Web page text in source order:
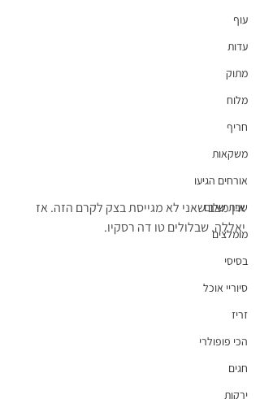
עוף
עדות
מתוק
מלוח
חריף
משקאות
אורחים הגיעו
שבת שלום
מומלצים
בסיסי
סיוריי אוכל
זריז
הכי פופולרי
חגים
ירקות
אין מצב שאני לא מגייסת בצק לקרם הזה. אז
יאללה. שבלולים טו דה רסקיו.